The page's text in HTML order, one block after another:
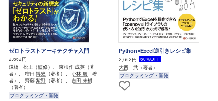
ゼロトラストアーキテクチャ入門
2,662円
澤橋 松王 （監修）、 東根作 成英 （著
者）、 増田 博史 （著者）、 小林 勝 （著
者）、 齊藤 紫野 （著者）、 吉田 未樹
（著者）
プログラミング・開発
Python×Excel逆引きレシピ集
2,662円
60%OFF
大西 武 （著者）
プログラミング・開発